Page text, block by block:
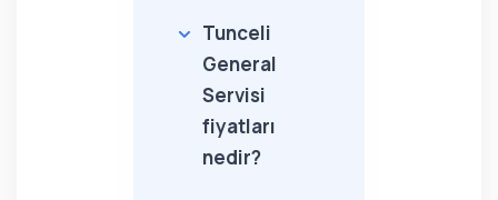
Tunceli
General
Servisi
fiyatları
nedir?